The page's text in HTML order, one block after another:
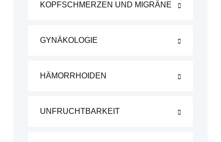
KOPFSCHMERZEN UND MIGRÄNE
GYNÄKOLOGIE
HÄMORRHOIDEN
UNFRUCHTBARKEIT